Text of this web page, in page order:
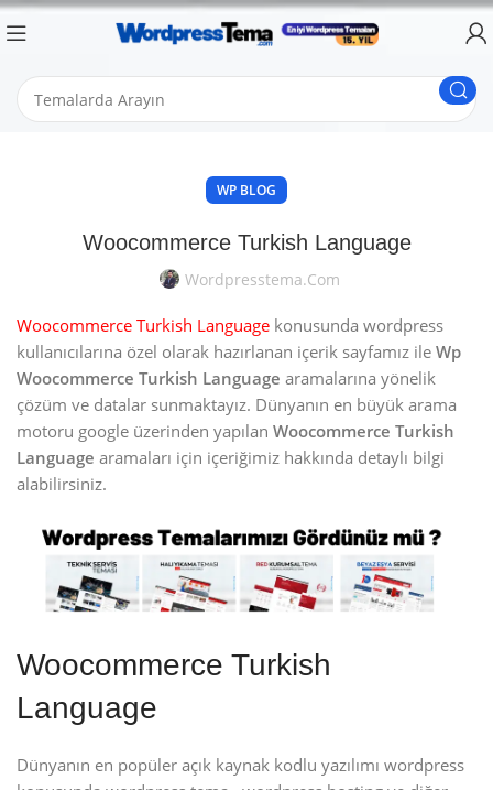
WP BLOG
Woocommerce Turkish Language
Wordpresstema.com
Woocommerce Turkish Language konusunda wordpress
kullanıcılarına özel olarak hazırlanan içerik sayfamız ile Wp
Woocommerce Turkish Language aramalarına yönelik
çözüm ve datalar sunmaktayız. Dünyanın en büyük arama
motoru google üzerinden yapılan Woocommerce Turkish
Language aramaları için içeriğimiz hakkında detaylı bilgi
alabilirsiniz.
Woocommerce Turkish
Language
Dünyanın en popüler açık kaynak kodlu yazılımı wordpress